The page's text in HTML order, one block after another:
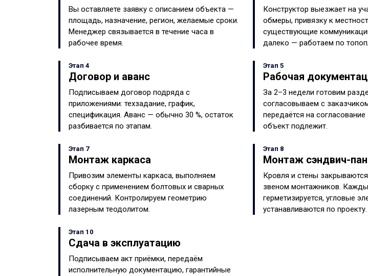
Вы оставляете заявку с описанием объекта —
площадь, назначение, регион, желаемые сроки.
Менеджер связывается в течение часа в
рабочее время.
Конструктор выезжает на
обмеры, привязку к
существующие
далеко — работаем по
Этап 4
Договор и аванс
Подписываем договор подряда с
приложениями: техзадание, график,
спецификация. Аванс — обычно 30 %, остаток
разбивается по этапам.
Этап 5
Рабочая
За 2–3 недели готовим
согласовываем с
передаётся на согласование
объект подлежит.
Этап 7
Монтаж каркаса
Привозим элементы каркаса, выполняем
сборку с применением болтовых и сварных
соединений. Контролируем геометрию
лазерным теодолитом.
Этап 8
Монтаж сэндвич-
Кровля и стены
звеном монтажников.
герметизируется, угловые
устанавливаются по проекту.
Этап 10
Сдача в эксплуатацию
Подписываем акт приёмки, передаём
исполнительную документацию, гарантийные